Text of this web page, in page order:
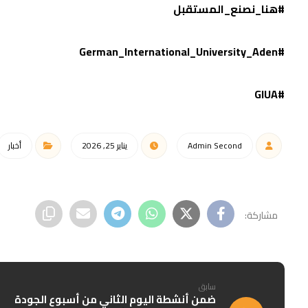
#هنا_نصنع_المستقبل
#German_International_University_Aden
#GIUA
Admin Second يناير 25, 2026 أخبار
سابق
ضمن أنشطة اليوم الثاني من أسبوع الجودة